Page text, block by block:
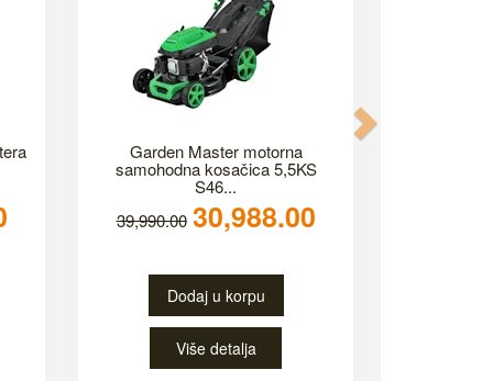
Garden Master motorna
samohodna kosačica 5,5KS
S46...
39,990.00 30,988.00
Dodaj u korpu
Više detalja